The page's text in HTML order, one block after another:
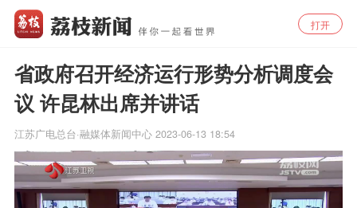
打开
省政府召开经济运行形势分析调度会
议 许昆林出席并讲话
江苏广电总台·融媒体新闻中心 2023-06-13 18:54